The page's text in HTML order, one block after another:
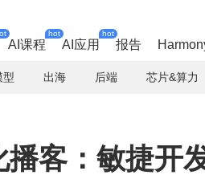
AI课程
hot
AI应用
hot
报告
型 出海 后端 芯片&算力
客：敏捷开